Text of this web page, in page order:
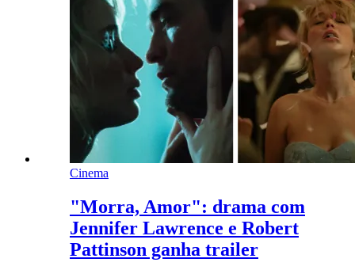
Cinema
"Morra, Amor": drama com
Jennifer Lawrence e Robert
Pattinson ganha trailer